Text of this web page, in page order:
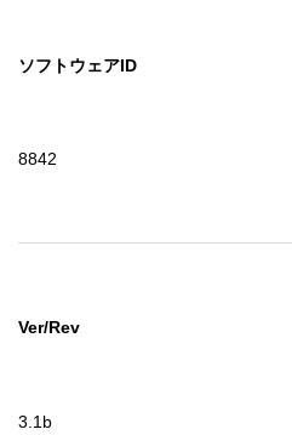
ソフトウェアID
8842
Ver/Rev
3.1b